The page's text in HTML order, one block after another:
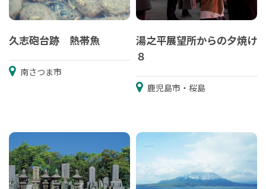
久志砲台跡 熱帯魚
南さつま市
湯之平展望所からの夕焼け
８
鹿児島市・桜島